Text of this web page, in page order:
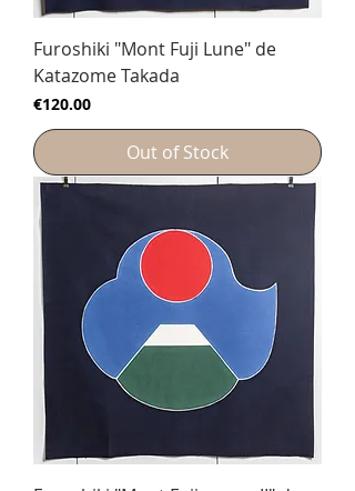
Furoshiki "Mont Fuji Lune" de
Katazome Takada
Price
€120.00
Out of Stock